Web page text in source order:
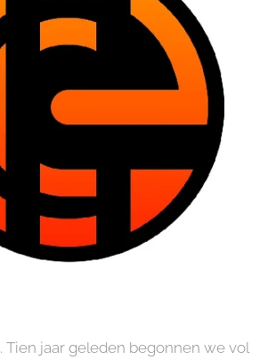
. Tien jaar geleden begonnen we vol